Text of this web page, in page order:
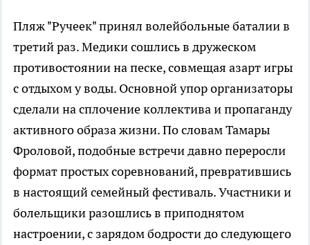
Пляж "Ручеек" принял волейбольные баталии в
третий раз. Медики сошлись в дружеском
противостоянии на песке, совмещая азарт игры
с отдыхом у воды. Основной упор организаторы
сделали на сплочение коллектива и пропаганду
активного образа жизни. По словам Тамары
Фроловой, подобные встречи давно переросли
формат простых соревнований, превратившись
в настоящий семейный фестиваль. Участники и
болельщики разошлись в приподнятом
настроении, с зарядом бодрости до следующего